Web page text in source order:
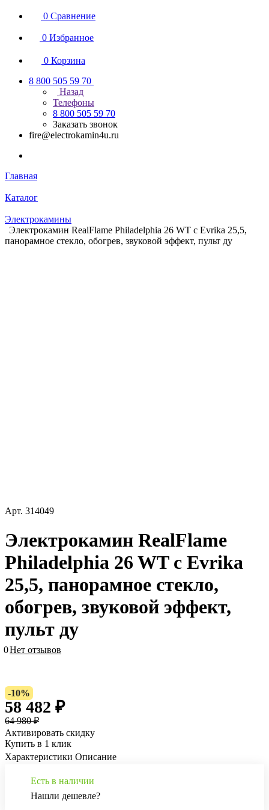
0 Сравнение
0 Избранное
0 Корзина
8 800 505 59 70
Назад
Телефоны
8 800 505 59 70
Заказать звонок
fire@electrokamin4u.ru
Главная
Каталог
Электрокамины
Электрокамин RealFlame Philadelphia 26 WT с Evrika 25,5,
панорамное стекло, обогрев, звуковой эффект, пульт ду
Арт. 314049
Электрокамин RealFlame
Philadelphia 26 WT с Evrika
25,5, панорамное стекло,
обогрев, звуковой эффект,
пульт ду
0Нет отзывов
-10%
58 482 ₽
64 980 ₽
Активировать скидку
Купить в 1 клик
Характеристики Описание
Есть в наличии
Нашли дешевле?